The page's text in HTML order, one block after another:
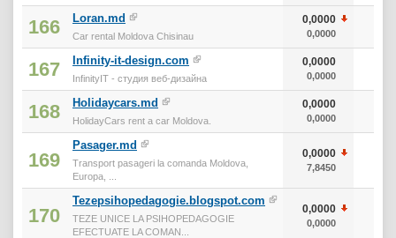
166 Loran.md
Car rental Moldova Chisinau
0,0000
0,0000
167 Infinity-it-design.com
InfinityIT - студия веб-дизайна
0,0000
0,0000
168 Holidaycars.md
HolidayCars rent a car Moldova.
0,0000
0,0000
169
Pasager.md
Transport pasageri la comanda Moldova,
Europa, ...
0,0000
7,8450
170
Tezepsihopedagogie.blogspot.com
TEZE UNICE LA PSIHOPEDAGOGIE
EFECTUATE LA COMAN...
0,0000
0,0000